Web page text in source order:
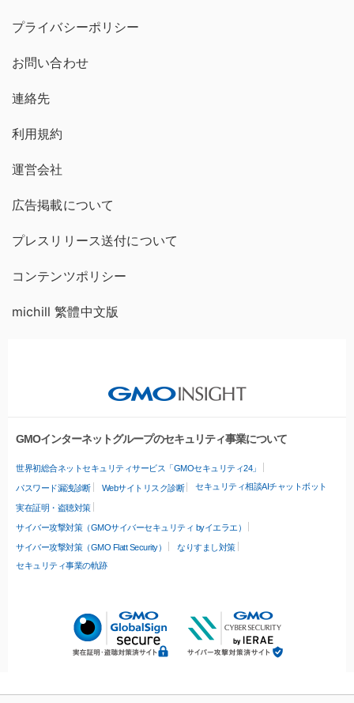
プライバシーポリシー
お問い合わせ
連絡先
利用規約
運営会社
広告掲載について
プレスリリース送付について
コンテンツポリシー
michill 繁體中文版
GMOインターネットグループのセキュリティ事業について
世界初総合ネットセキュリティサービス「GMOセキュリティ24」
パスワード漏洩診断 Webサイトリスク診断 セキュリティ相談AIチャットボット
実在証明・盗聴対策
サイバー攻撃対策（GMOサイバーセキュリティ byイエラエ）
サイバー攻撃対策（GMO Flatt Security）
なりすまし対策
セキュリティ事業の軌跡